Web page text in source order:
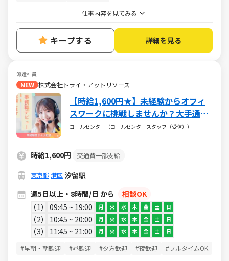
仕事内容を見てみる
キープする 詳細を見る
派遣社員
NEW 株式会社トライ・アットリソース
【時給1,600円★】未経験からオフィ
スワークに挑戦しませんか？大手通信
キャリアでお問い合わせ対応スタッフ
コールセンター（コールセンタースタッフ（受信））
時給1,600円 交通費一部支給
東京都 港区 汐留駅
週5日以上・8時間/日 から
相談OK
1
09:45 ~ 19:00 月 火 水 木 金 土 日
2 10:45 ~ 20:00 月 火 水 木 金 土 日
3 11:45 ~ 21:00 月 火 水 木 金 土 日
#早朝・朝歓迎 #昼歓迎 #夕方歓迎 #夜歓迎 #フルタイムOK